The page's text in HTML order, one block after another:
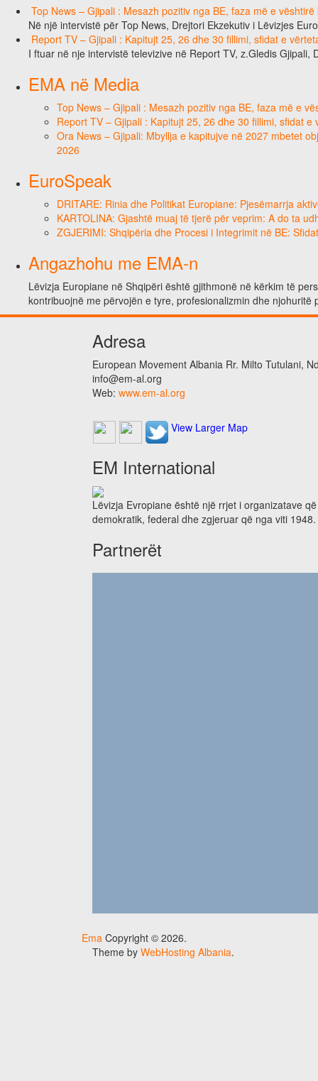
Top News – Gjipali : Mesazh pozitiv nga BE, faza më e
Në një intervistë për Top News, Drejtori Ekzekutiv i Lëvizjes
Report TV – Gjipali : Kapitujt 25, 26 dhe 30 fillimi, sfidat e
I ftuar në nje intervistë televizive në Report TV, z.Gledis Gjipali,
EMA në Media
Top News – Gjipali : Mesazh pozitiv nga BE, faza më e
Report TV – Gjipali : Kapitujt 25, 26 dhe 30 fillimi, sfidat
Ora News – Gjipali: Mbyllja e kapitujve në 2027 mbetet
2026
EuroSpeak
DRITARE: Rinia dhe Politikat Europiane: Pjesëmarrja
KARTOLINA: Gjashtë muaj të tjerë për veprim: A do ta
ZGJERIMI: Shqipëria dhe Procesi i Integrimit në BE:
Angazhohu me EMA-n
Lëvizja Europiane në Shqipëri është gjithmonë në kërkim të
kontribuojnë me përvojën e tyre, profesionalizmin dhe
Adresa
European Movement Albania Rr. Milto Tutulani,
info@em-al.org
Web: www.em-al.org
View Larger Map
EM International
Lëvizja Evropiane është një rrjet i organizatave
demokratik, federal dhe zgjeruar që nga viti 1948.
Partnerët
Ema Copyright © 2026.
Theme by WebHosting Albania.